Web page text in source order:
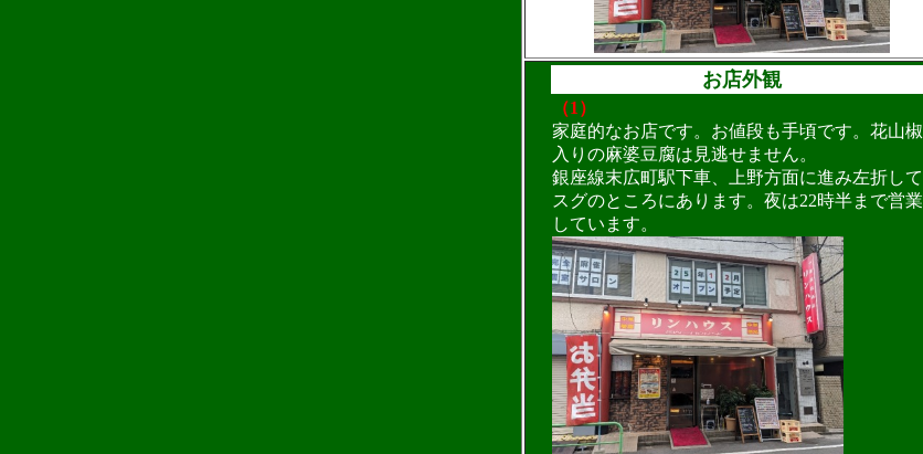
お店外観
（1）
家庭的なお店です。お値段も手頃です。花山椒
入りの麻婆豆腐は見逃せません。
銀座線末広町駅下車、上野方面に進み左折して
スグのところにあります。夜は22時半まで営業
しています。